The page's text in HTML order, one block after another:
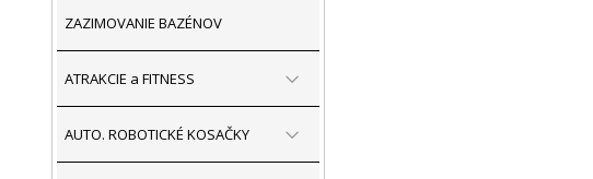
ZAZIMOVANIE BAZÉNOV
ATRAKCIE a FITNESS
AUTO. ROBOTICKÉ KOSAČKY